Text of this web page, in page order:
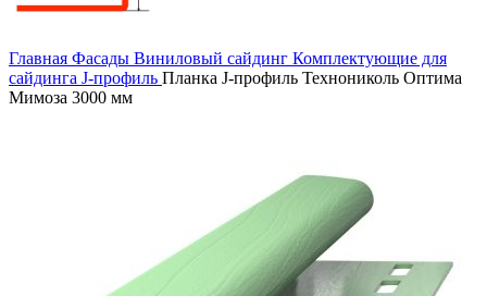
Главная Фасады Виниловый сайдинг Комплектующие для
сайдинга J-профиль Планка J-профиль Технониколь Оптима
Мимоза 3000 мм